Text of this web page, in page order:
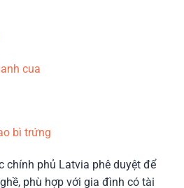
cua
bì trứng
chính phủ Latvia phê duyệt để
phù hợp với gia đình có tài